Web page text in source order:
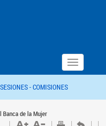
Toggle
navigation
SESIONES -COMISIONES
Banca de la Mujer